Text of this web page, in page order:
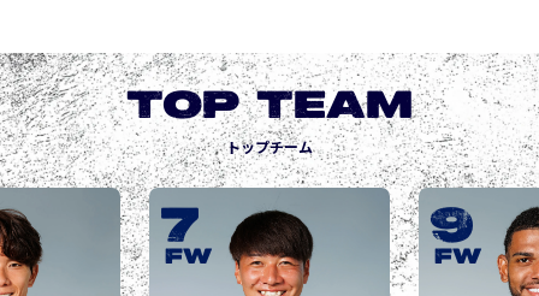
TOP TEAM
トップチーム
9
FW
城後 寿
JOGO Hisashi
10
FW